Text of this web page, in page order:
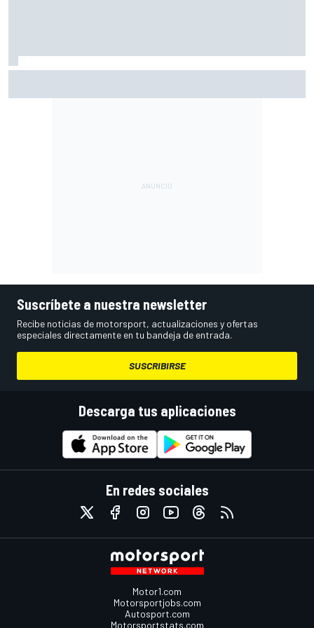
Suscríbete a nuestra newsletter
Recibe noticias de motorsport, actualizaciones y ofertas
especiales directamente en tu bandeja de entrada.
SUSCRIBIRSE
Descarga tus aplicaciones
En redes sociales
Motor1.com
Motorsportjobs.com
Autosport.com
Motorsportstats.com